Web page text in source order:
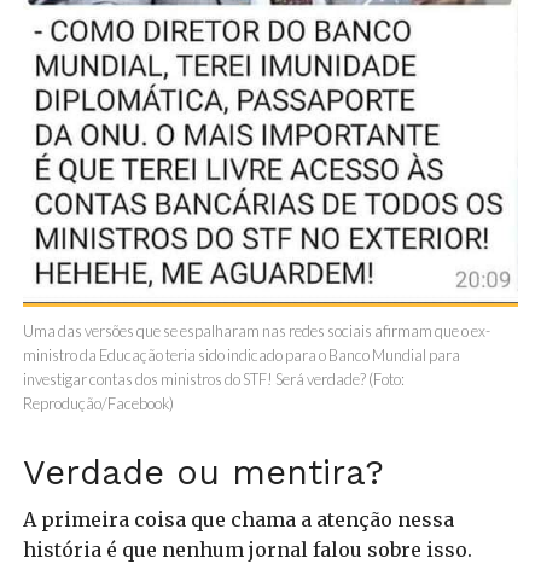
Uma das versões que se espalharam nas redes sociais afirmam que o ex-
ministro da Educação teria sido indicado para o Banco Mundial para
investigar contas dos ministros do STF! Será verdade? (Foto:
Reprodução/Facebook)
Verdade ou mentira?
A primeira coisa que chama a atenção nessa
história é que nenhum jornal falou sobre isso.